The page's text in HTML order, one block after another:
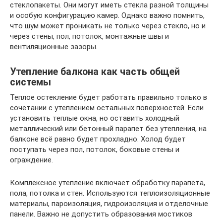
стеклопакеты. Они могут иметь стекла разной толщины
и особую конфигурацию камер. Однако важно помнить,
что шум может проникать не только через стекло, но и
через стены, пол, потолок, монтажные швы и
вентиляционные зазоры.
Утепление балкона как часть общей
системы
Теплое остекление будет работать правильно только в
сочетании с утеплением остальных поверхностей. Если
установить теплые окна, но оставить холодный
металлический или бетонный парапет без утепления, на
балконе всё равно будет прохладно. Холод будет
поступать через пол, потолок, боковые стены и
ограждение.
Комплексное утепление включает обработку парапета,
пола, потолка и стен. Используются теплоизоляционные
материалы, пароизоляция, гидроизоляция и отделочные
панели. Важно не допустить образования мостиков